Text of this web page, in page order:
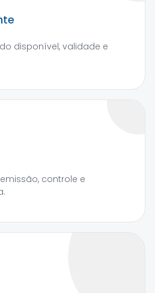
disponível, validade e
controle e